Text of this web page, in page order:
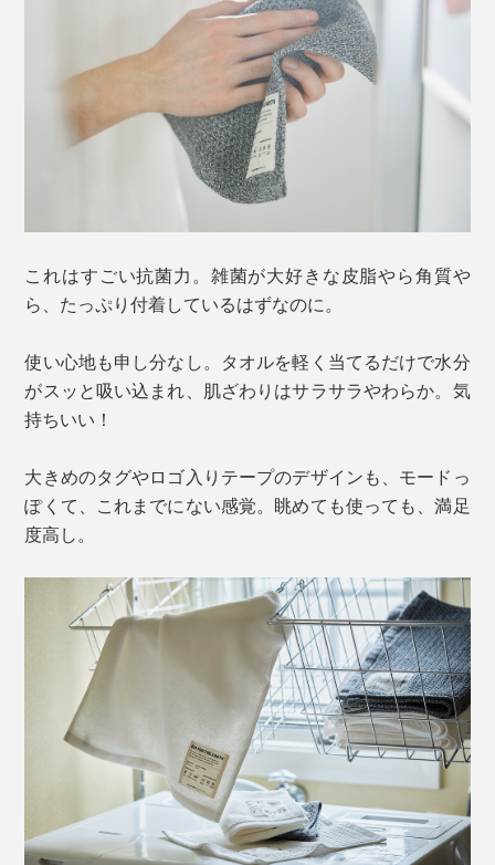
これはすごい抗菌力。雑菌が大好きな皮脂やら角質や
ら、たっぷり付着しているはずなのに。
使い心地も申し分なし。タオルを軽く当てるだけで水分
がスッと吸い込まれ、肌ざわりはサラサラやわらか。気
持ちいい！
大きめのタグやロゴ入りテープのデザインも、モードっ
ぽくて、これまでにない感覚。眺めても使っても、満足
度高し。